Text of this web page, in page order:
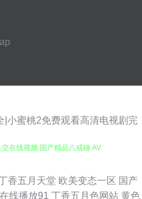
小蜜桃2免费观看高清电视剧完
在线视频 国产精品八戒碰 AV
香五月天堂 欧美变态一区 国产
线播放91 丁香五月色网站 黄色